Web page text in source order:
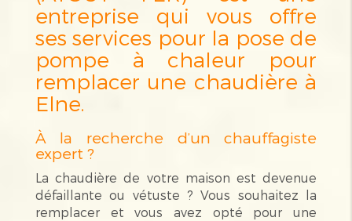
entreprise qui vous offre
ses services pour la pose de
pompe à chaleur pour
remplacer une chaudière à
Elne.
À la recherche d’un chauffagiste
expert ?
La chaudière de votre maison est devenue
défaillante ou vétuste ? Vous souhaitez la
remplacer et vous avez opté pour une